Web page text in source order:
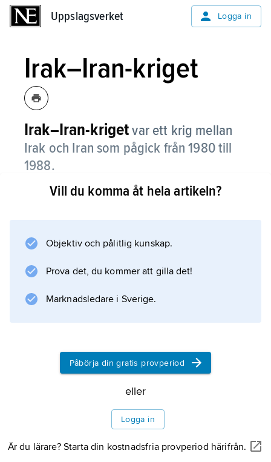
Uppslagsverket Logga in
Irak–Iran-kriget
Irak–Iran-krigetvar ett krig mellan
Irak och Iran som pågick från 1980 till
1988.
Det hade länge funnits motsättningar mellan
och Irak. Båda länderna ville ha mer makt i
ändra gränsen mot Iran.
Vill du komma åt hela artikeln?
Objektiv och pålitlig kunskap.
Prova det, du kommer att gilla det!
Marknadsledare i Sverige.
Påbörja din gratis provperiod
eller
Logga in
Är du lärare? Starta din kostnadsfria provperiod härifrån.